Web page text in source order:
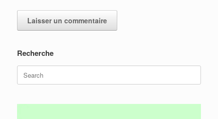
Recherche
Search
for: